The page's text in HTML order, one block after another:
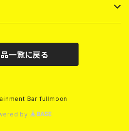
一覧に戻る
Bar fullmoon
by